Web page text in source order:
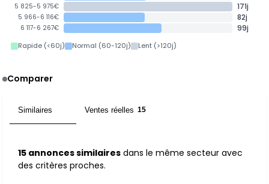
5 825-5 975€ 171j
5 966-6 116€ 82j
6 117-6 267€ 99j
Rapide (<60j) Normal (60-120j) Lent (>120j)
Comparer
Similaires Ventes réelles 15
15 annonces similaires dans le même secteur avec
des critères proches.